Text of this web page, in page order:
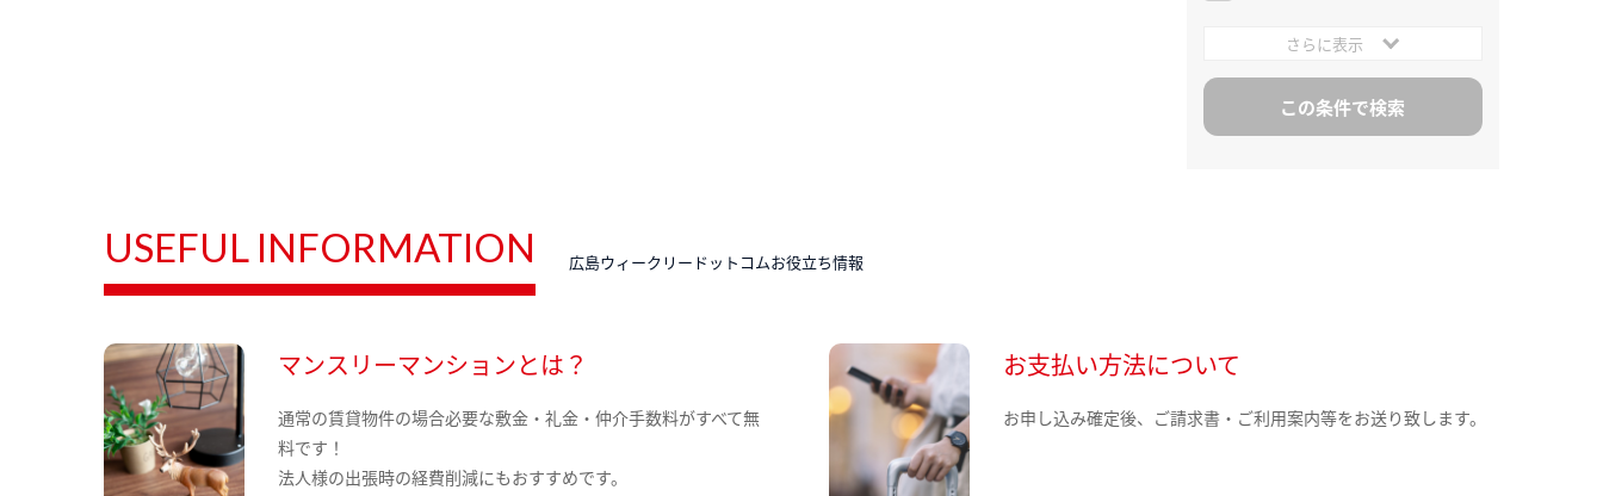
さらに表示
USEFUL INFORMATION 広島ウィークリードットコムお役立ち情報
マンスリーマンションとは？
通常の賃貸物件の場合必要な敷金・礼金・仲介手数料がすべて無
料です！
法人様の出張時の経費削減にもおすすめです。
お支払い方法について
お申し込み確定後、ご請求書・ご利用案内等をお送り致します。